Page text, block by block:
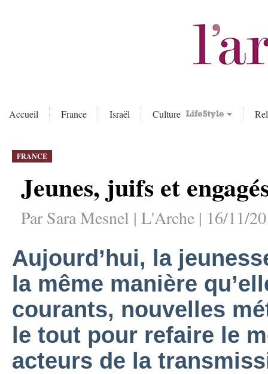
Accueil France Israël Culture
FRANCE
Jeunes, juifs et
Par Sara Mesnel | L'Arche | 16/11/
Aujourd’hui, la
la même manière
courants, nouvelles
le tout pour refaire le
acteurs de la